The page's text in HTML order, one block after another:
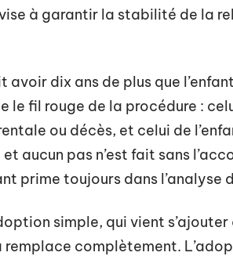
à garantir la stabilité de la
avoir dix ans de plus que
le fil rouge de la procédure :
ou décès, et celui de
aucun pas n’est fait sans
prime toujours dans l’analyse
simple, qui vient
complètement.